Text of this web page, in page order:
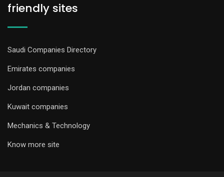
friendly sites
Saudi Companies Directory
Emirates companies
Jordan companies
Kuwait companies
Mechanics & Technology
Know more site